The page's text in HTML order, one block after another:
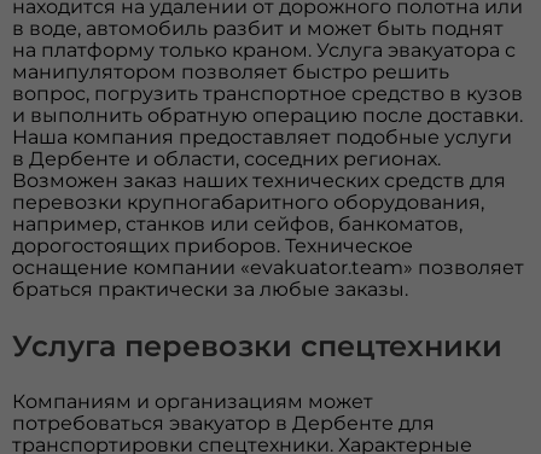
находится на удалении от дорожного полотна или
в воде, автомобиль разбит и может быть поднят
на платформу только краном. Услуга эвакуатора с
манипулятором позволяет быстро решить
вопрос, погрузить транспортное средство в кузов
и выполнить обратную операцию после доставки.
Наша компания предоставляет подобные услуги
в Дербенте и области, соседних регионах.
Возможен заказ наших технических средств для
перевозки крупногабаритного оборудования,
например, станков или сейфов, банкоматов,
дорогостоящих приборов. Техническое
оснащение компании «evakuator.team» позволяет
браться практически за любые заказы.
Услуга перевозки спецтехники
Компаниям и организациям может
потребоваться эвакуатор в Дербенте для
транспортировки спецтехники. Характерные